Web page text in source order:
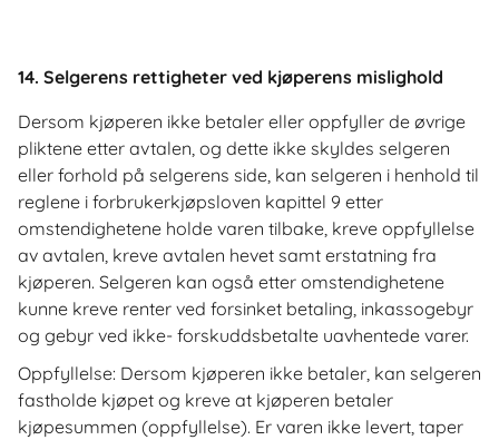
14. Selgerens rettigheter ved kjøperens mislighold
Dersom kjøperen ikke betaler eller oppfyller de øvrige
pliktene etter avtalen, og dette ikke skyldes selgeren
eller forhold på selgerens side, kan selgeren i henhold til
reglene i forbrukerkjøpsloven kapittel 9 etter
omstendighetene holde varen tilbake, kreve oppfyllelse
av avtalen, kreve avtalen hevet samt erstatning fra
kjøperen. Selgeren kan også etter omstendighetene
kunne kreve renter ved forsinket betaling, inkassogebyr
og gebyr ved ikke- forskuddsbetalte uavhentede varer.
Oppfyllelse: Dersom kjøperen ikke betaler, kan selgeren
fastholde kjøpet og kreve at kjøperen betaler
kjøpesummen (oppfyllelse). Er varen ikke levert, taper